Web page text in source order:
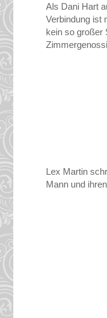
Als Dani Hart
Verbindung ist
kein so großer
Lex Martin
Mann und